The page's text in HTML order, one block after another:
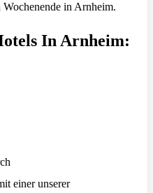
in Arnheim.
In Arnheim:
einer unserer